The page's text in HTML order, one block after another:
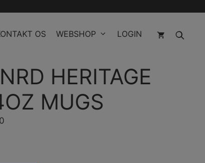
OS WEBSHOP
LOGIN
HERITAGE
MUGS